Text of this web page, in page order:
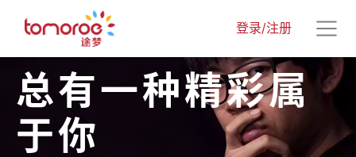
登录/注册
总有一种精彩属
于你